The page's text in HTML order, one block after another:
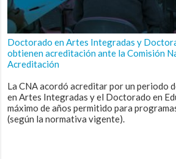
Doctorado en Artes Integradas y
obtienen acreditación ante la Comisión
Acreditación
La CNA acordó acreditar por un periodo
en Artes Integradas y el Doctorado en
máximo de años permitido para
(según la normativa vigente).